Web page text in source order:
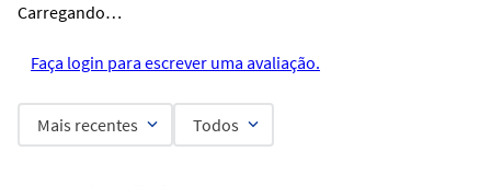
Carregando…
Faça login para escrever uma avaliação.
Mais recentes Todos